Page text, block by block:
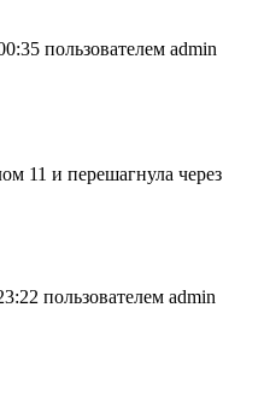
пользователем admin
11 и перешагнула через
пользователем admin